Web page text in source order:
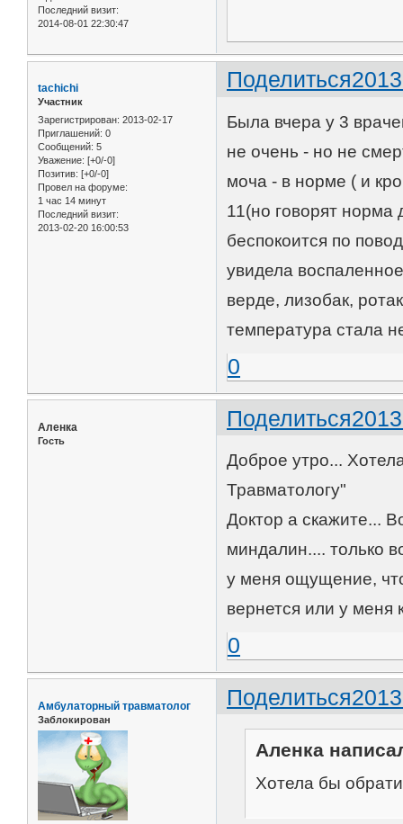
Последний визит:
2014-08-01 22:30:47
Поделиться
tachichi
Участник
Зарегистрирован: 2013-02-17
Приглашений: 0
Сообщений: 5
Уважение: [+0/-0]
Позитив: [+0/-0]
Провел на форуме:
1 час 14 минут
Последний визит:
2013-02-20 16:00:53
Была вчера у 3
не очень - но не
моча - в норме ( и
11(но говорят
беспокоится по
увидела
верде, лизобак,
температура стала
0
Поделиться
Аленка
Гость
Доброе утро...
Травматологу"
Доктор а скажите...
миндалин.... только
у меня ощущение,
вернется или у меня
0
Поделиться
Амбулаторный травматолог
Заблокирован
Аленка
Хотела бы